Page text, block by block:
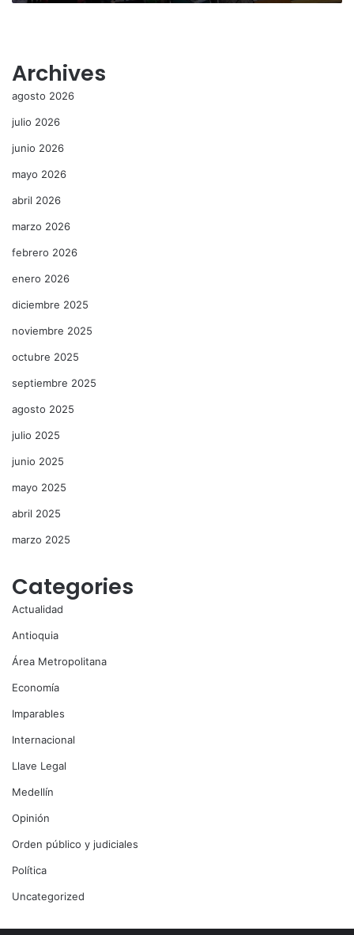
Archives
agosto 2026
julio 2026
junio 2026
mayo 2026
abril 2026
marzo 2026
febrero 2026
enero 2026
diciembre 2025
noviembre 2025
octubre 2025
septiembre 2025
agosto 2025
julio 2025
junio 2025
mayo 2025
abril 2025
marzo 2025
Categories
Actualidad
Antioquia
Área Metropolitana
Economía
Imparables
Internacional
Llave Legal
Medellín
Opinión
Orden público y judiciales
Política
Uncategorized